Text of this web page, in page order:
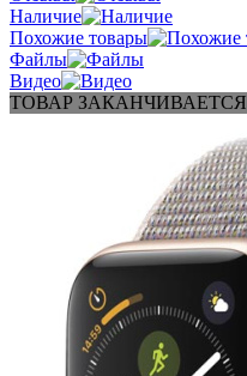
Наличие
Похожие товары
Файлы
Видео
ТОВАР ЗАКАНЧИВАЕТСЯ